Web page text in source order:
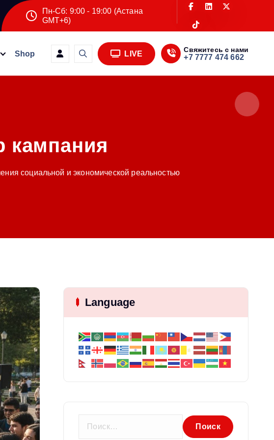
Пн-Сб: 9:00 - 19:00 (Астана
GMT+6)
Shop LIVE Свяжитесь с нами
+7 7777 474 662
кампания
социальной и экономической реальностью
Language